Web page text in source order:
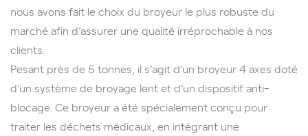
nous avons fait le choix du broyeur le plus robuste du
marché afin d’assurer une qualité irréprochable à nos
clients.
Pesant près de 5 tonnes, il s’agit d’un broyeur 4 axes doté
d’un système de broyage lent et d’un dispositif anti-
blocage. Ce broyeur a été spécialement conçu pour
traiter les déchets médicaux, en intégrant une